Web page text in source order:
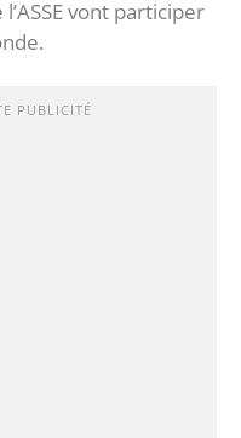
vont participer
PUBLICITÉ